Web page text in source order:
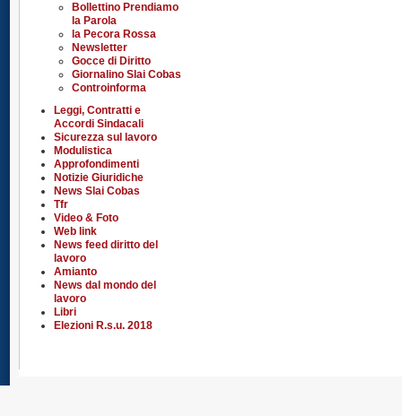
Bollettino Prendiamo
la Parola
la Pecora Rossa
Newsletter
Gocce di Diritto
Giornalino Slai Cobas
Controinforma
Leggi, Contratti e
Accordi Sindacali
Sicurezza sul lavoro
Modulistica
Approfondimenti
Notizie Giuridiche
News Slai Cobas
Tfr
Video & Foto
Web link
News feed diritto del
lavoro
Amianto
News dal mondo del
lavoro
Libri
Elezioni R.s.u. 2018